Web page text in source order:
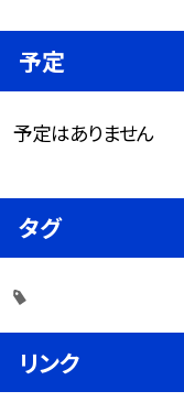
予定
予定はありません
タグ
リンク